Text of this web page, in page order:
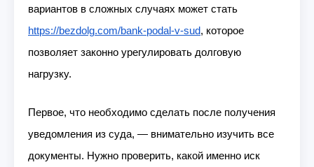
вариантов в сложных случаях может стать
https://bezdolg.com/bank-podal-v-sud, которое
позволяет законно урегулировать долговую
нагрузку.
Первое, что необходимо сделать после получения
уведомления из суда, — внимательно изучить все
документы. Нужно проверить, какой именно иск